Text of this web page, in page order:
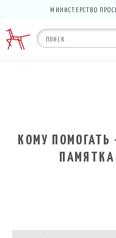
МИНИСТЕРСТВО
КОМУ